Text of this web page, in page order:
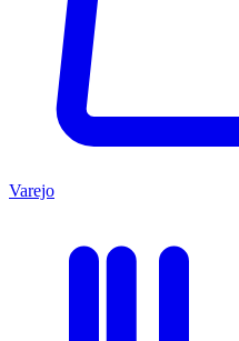
Varejo